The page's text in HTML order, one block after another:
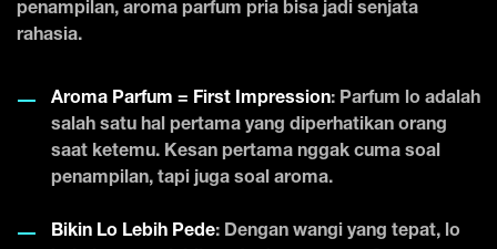
penampilan, aroma parfum pria bisa jadi senjata
rahasia.
Aroma Parfum = First Impression: Parfum lo adalah
salah satu hal pertama yang diperhatikan orang
saat ketemu. Kesan pertama nggak cuma soal
penampilan, tapi juga soal aroma.
Bikin Lo Lebih Pede: Dengan wangi yang tepat, lo